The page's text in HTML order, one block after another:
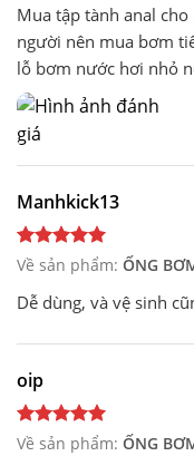
Mua tập tành anal
người nên mua bơm
lỗ bơm nước hơi nhỏ
Manhkick13
Về sản phẩm: ỐNG
Dễ dùng, và vệ sinh
oip
Về sản phẩm: ỐNG